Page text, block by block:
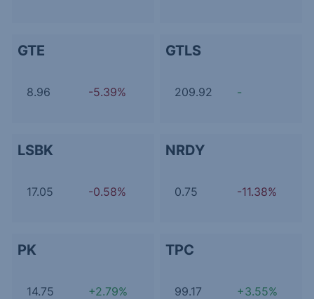
GTE
8.96 -5.39%
GTLS
209.92 -
LSBK
17.05 -0.58%
NRDY
0.75 -11.38%
PK
14.75 +2.79%
TPC
99.17 +3.55%